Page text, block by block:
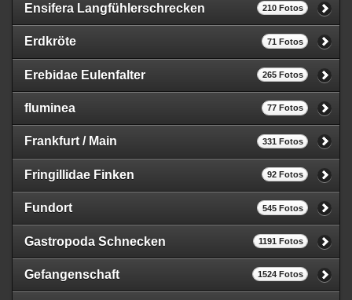
Ensifera Langfühlerschrecken 210 Fotos
Erdkröte 71 Fotos
Erebidae Eulenfalter 265 Fotos
fluminea 77 Fotos
Frankfurt / Main 331 Fotos
Fringillidae Finken 92 Fotos
Fundort 545 Fotos
Gastropoda Schnecken 1191 Fotos
Gefangenschaft 1524 Fotos